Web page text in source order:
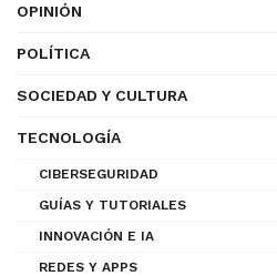
OPINIÓN
POLÍTICA
SOCIEDAD Y CULTURA
TECNOLOGÍA
CIBERSEGURIDAD
GUÍAS Y TUTORIALES
INNOVACIÓN E IA
REDES Y APPS